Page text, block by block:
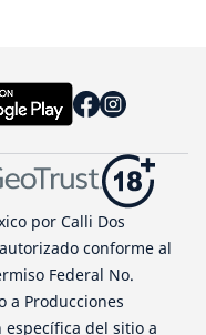
por Calli Dos
conforme al
Federal No.
a Producciones
específica del sitio a